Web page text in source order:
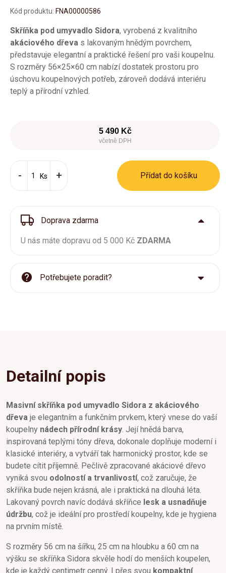
Kód produktu: FNA00000586
Skříňka pod umyvadlo Sidora, vyrobená z kvalitního
akáciového dřeva s lakovaným hnědým povrchem,
představuje elegantní a praktické řešení pro vaši koupelnu.
S rozměry 56×25×60 cm nabízí dostatek prostoru pro
úschovu koupelnových potřeb, zároveň dodává interiéru
teplý a přírodní vzhled.
5 490 Kč
včetně DPH
Ks Přídat do košíku
Doprava zdarma
U nás máte dopravu od 5 000 Kč ZDARMA
Potřebujete poradit?
Detailní popis
Masivní skříňka pod umyvadlo Sidora z akáciového
dřeva je elegantním a funkčním prvkem, který vnese do vaší
koupelny nádech přírodní krásy . Její hnědá barva,
inspirovaná teplými tóny dřeva, dokonale doplňuje moderní i
klasické interiéry, a vytváří tak harmonický prostor, kde se
budete cítit příjemně. Pečlivě zpracované akáciové dřevo
vyniká svou odolností a trvanlivostí, což zaručuje, že
skříňka bude nejen krásná, ale i praktická na dlouhá léta.
Lakovaný povrch navíc dodává skříňce lesk a usnadňuje
údržbu, což je ideální pro prostředí koupelny, kde je hygiena
na prvním místě.
S rozměry 56 cm na šířku, 25 cm na hloubku a 60 cm na
výšku se skříňka Sidora skvěle hodí do menších koupelen,
kde je každý centimetr cenný. I přes svou kompaktní